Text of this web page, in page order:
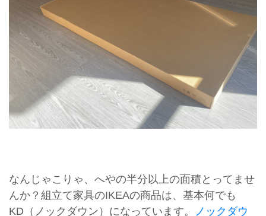
なんじゃこりゃ、へやの半分以上の面積とってませ
んか？組立て家具のIKEAの商品は、基本何でも
KD（ノックダウン）になっています。
ノックダウ